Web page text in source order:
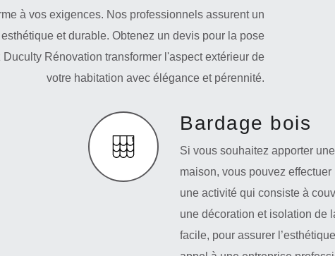
à vos exigences. Nos professionnels assurent un
et durable. Obtenez un devis pour la pose
Rénovation transformer l'aspect extérieur de
votre habitation avec élégance et pérennité.
Bardage bois
Si vous souhaitez apporter
maison, vous pouvez
une activité qui consiste à
une décoration et isolation de
facile, pour assurer